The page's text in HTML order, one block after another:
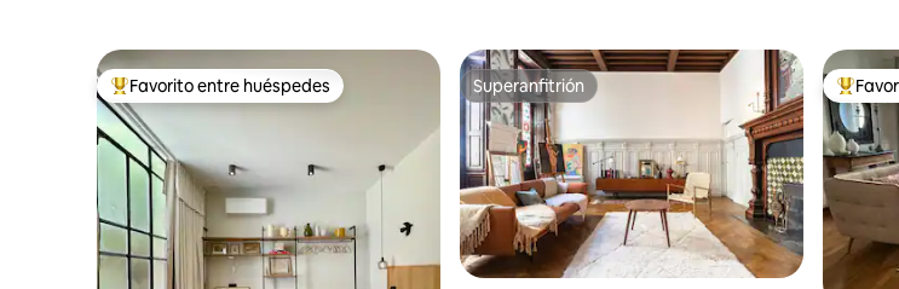
Favorito entre huéspedes preferido
Favorito entre huéspedes Superanfitrión
Superanfitrión